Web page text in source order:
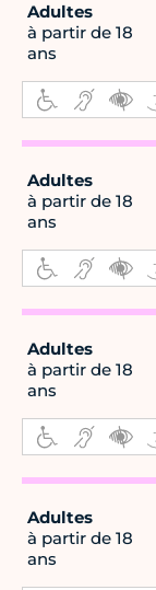
Adultes
à partir de 18
ans
Adultes
à partir de 18
ans
Adultes
à partir de 18
ans
Adultes
à partir de 18
ans